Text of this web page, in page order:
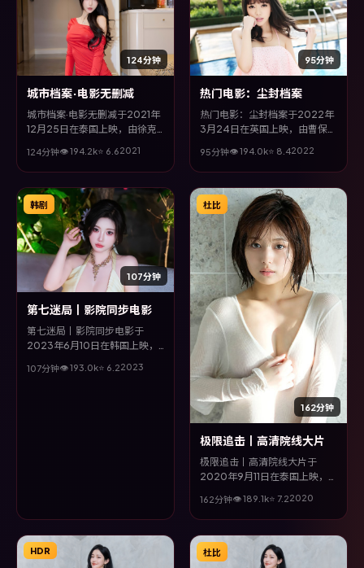
124分钟
城市档案·电影无删减
城市档案·电影无删减于2021年
12月25日在泰国上映，由徐克
琼、黄政民等主演。全片以冒险
类型为主线，影片以冷峻镜头与
饱满表演，呈现人物在极端情境
下的蜕变与救赎。
124分钟👁194.2k⭐ 6.62021
95分钟
热门电影：尘封档案
热门电影：尘封档案于2022年
3月24日在英国上映，由曹保平
许光汉等主演。全片以喜剧类型
为主线，多条叙事线交织收束，
悬念与情感并重，适合喜欢强情
节的观众。
95分钟👁194.0k⭐ 8.42022
107分钟
韩剧
第七迷局丨影院同步电影
第七迷局丨影院同步电影于
2023年6月10日在韩国上映，
咏梅、陈坤等主演。全片以冒险
107分钟👁193.0k⭐ 6.22023
162分钟
杜比
极限追击丨高清院线大片
极限追击丨高清院线大片于
2020年9月11日在泰国上映，
玺、全度妍等主演。全片以家庭
类型为主线，影片以冷峻镜头与
饱满表演，呈现人物在极端情境
下的蜕变与救赎。
162分钟👁189.1k⭐ 7.22020
HDR 杜比